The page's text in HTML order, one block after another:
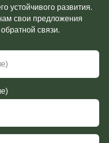
устойчивого развития.
свои предложения
связи.